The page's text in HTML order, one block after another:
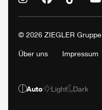
© 2026 ZIEGLER Gruppe
Über uns Impressum
Auto Light Dark